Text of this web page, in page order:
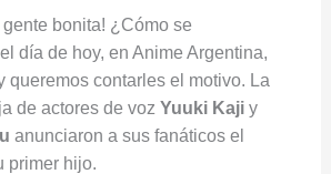
gente bonita! ¿Cómo se
día de hoy, en Anime Argentina,
queremos contarles el motivo. La
de actores de voz Yuuki Kajiy
anunciaron a sus fanáticos el
primer hijo.